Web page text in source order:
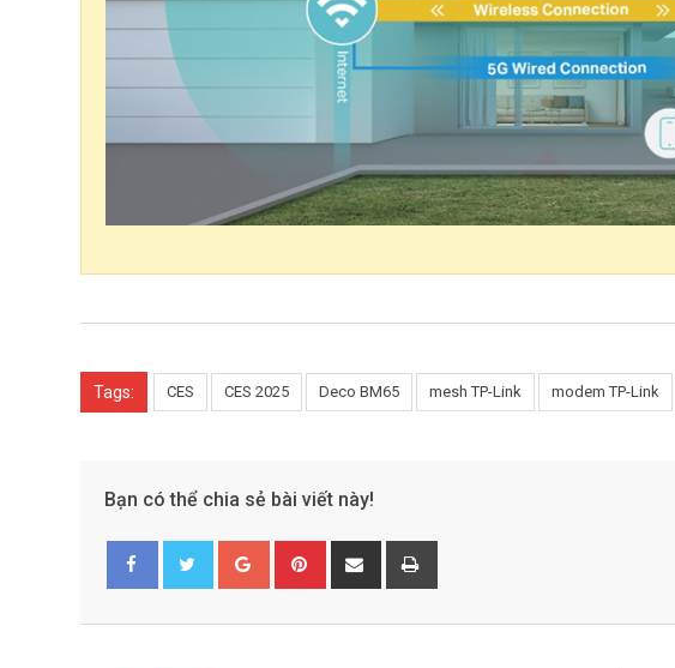
Tags: CES CES 2025 Deco BM65 mesh TP-Link modem TP-Link
Bạn có thể chia sẻ bài viết này!
o
i
h
r